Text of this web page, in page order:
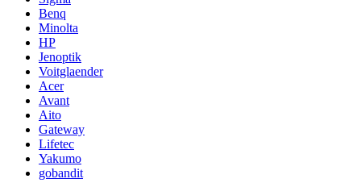
Benq
Minolta
HP
Jenoptik
Voitglaender
Acer
Avant
Aito
Gateway
Lifetec
Yakumo
gobandit